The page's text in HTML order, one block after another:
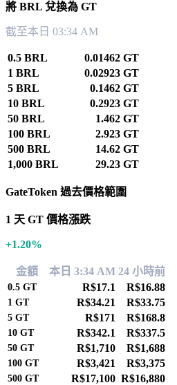
將 BRL 兌換為 GT
截至本日 03:34 AM
0.5 BRL
0.01462 GT
1 BRL
0.02923 GT
5 BRL
0.1462 GT
10 BRL
0.2923 GT
50 BRL
1.462 GT
100 BRL
2.923 GT
500 BRL
14.62 GT
1,000 BRL
29.23 GT
GateToken 過去價格範圍
1 天 GT 價格漲跌
+1.20%
金額 本日 3:34 AM 24 小時前
0.5 GT R$17.1 R$16.88
1 GT R$34.21 R$33.75
5 GT R$171 R$168.8
10 GT R$342.1 R$337.5
50 GT R$1,710 R$1,688
100 GT R$3,421 R$3,375
500 GT R$17,100 R$16,880